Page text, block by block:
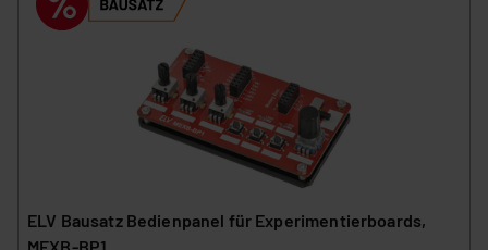
ELV Bausatz Bedienpanel für Experimentierboards,